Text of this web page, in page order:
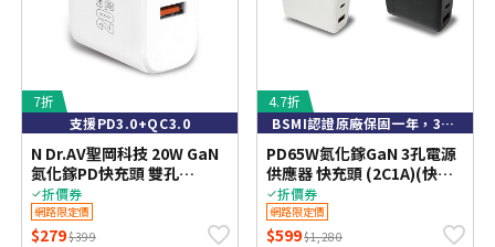
7折
支援PD3.0+QC3.0
N Dr.AV聖岡科技 20W GaN
氮化鎵PD快充頭 雙孔
USB+Type-C 充電器 (USB-
205AC)
折價券
網路限定價
$279$399
4.7折
BSMI認證原廠保固一年，3孔設計 高效充電
PD65W氮化鎵GaN 3孔電源
供應器 快充頭 (2C1A)(快充
頭/充電頭快充頭/豆腐頭)
折價券
網路限定價
$599$1,280